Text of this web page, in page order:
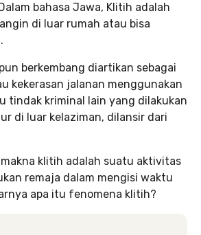
bahasa Jawa, Klitih adalah
di luar rumah atau bisa
berkembang diartikan sebagai
kekerasan jalanan menggunakan
tindak kriminal lain yang dilakukan
di luar kelaziman, dilansir dari
klitih adalah suatu aktivitas
remaja dalam mengisi waktu
apa itu fenomena klitih?